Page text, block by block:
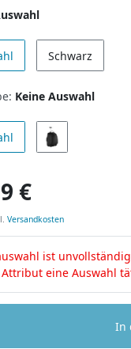
Schwarz
Keine Auswahl
€
Versandkosten
ist
eine Auswahl
In